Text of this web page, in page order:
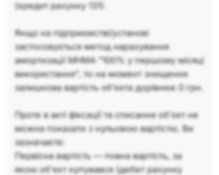
(кредит рахунку 131).
Якщо на підприємстві/установі
застосовується метод нарахування
амортизації МНМА "100% у першому місяці
використання", то на момент знищення
залишкова вартість об'єкта дорівнює 0 грн.
Проте в акті фіксації та списання об'єкт не
можна показати з нульовою вартістю. Ви
зазначаєте:
Первісна вартість — повна вартість, за
якою об'єкт купувався (дебет рахунку